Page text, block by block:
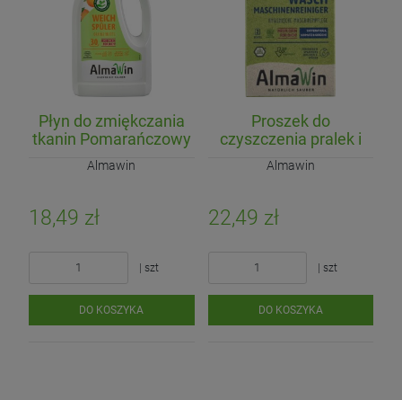
Płyn do zmiękczania
tkanin Pomarańczowy
(koncentrat) ECO
750ml
Almawin
18,49 zł
| szt
DO KOSZYKA
Proszek do
czyszczenia pralek i
zmywarek
(koncentrat) ECO 200g
Almawin
22,49 zł
| szt
DO KOSZYKA